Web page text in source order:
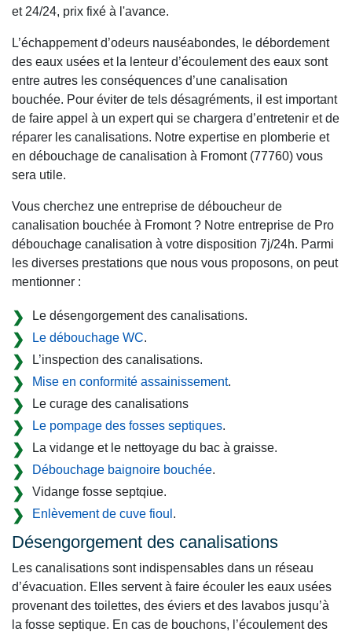
et 24/24, prix fixé à l'avance.
L’échappement d’odeurs nauséabondes, le débordement
des eaux usées et la lenteur d’écoulement des eaux sont
entre autres les conséquences d’une canalisation
bouchée. Pour éviter de tels désagréments, il est important
de faire appel à un expert qui se chargera d’entretenir et de
réparer les canalisations. Notre expertise en plomberie et
en débouchage de canalisation à Fromont (77760) vous
sera utile.
Vous cherchez une entreprise de déboucheur de
canalisation bouchée à Fromont ? Notre entreprise de Pro
débouchage canalisation à votre disposition 7j/24h. Parmi
les diverses prestations que nous vous proposons, on peut
mentionner :
Le désengorgement des canalisations.
Le débouchage WC.
L’inspection des canalisations.
Mise en conformité assainissement.
Le curage des canalisations
Le pompage des fosses septiques.
La vidange et le nettoyage du bac à graisse.
Débouchage baignoire bouchée.
Vidange fosse septqiue.
Enlèvement de cuve fioul .
Désengorgement des canalisations
Les canalisations sont indispensables dans un réseau
d’évacuation. Elles servent à faire écouler les eaux usées
provenant des toilettes, des éviers et des lavabos jusqu’à
la fosse septique. En cas de bouchons, l’écoulement des